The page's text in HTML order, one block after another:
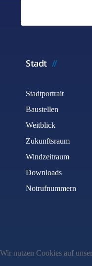
Stadt
Stadtportrait
Baustellen
Weitblick
Zukunftsraum
Windzeitraum
Downloads
Notrufnummern
Wir nutzen Cookies auf